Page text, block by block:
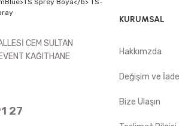
CEM SULTAN
KAĞITHANE
27
KURUMSAL
Hakkımzda
Değişim ve İade
Bize Ulaşın